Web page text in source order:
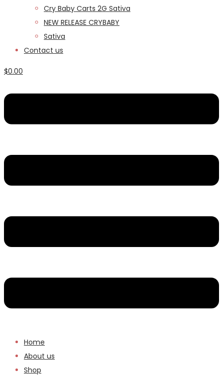
Cry Baby Carts 2G Sativa
NEW RELEASE CRYBABY
Sativa
Contact us
$0.00
Home
About us
Shop